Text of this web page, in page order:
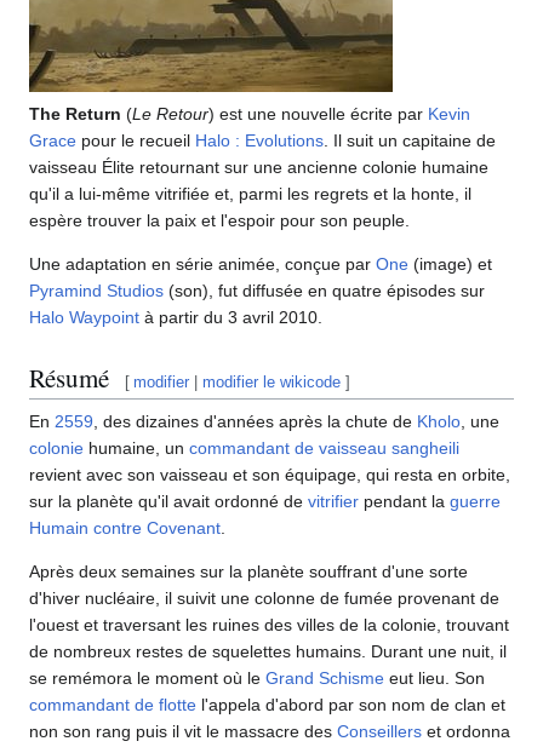
The Return (Le Retour) est une nouvelle écrite par Kevin
Grace pour le recueil Halo : Evolutions . Il suit un capitaine de
vaisseau Élite retournant sur une ancienne colonie humaine
qu'il a lui-même vitrifiée et, parmi les regrets et la honte, il
espère trouver la paix et l'espoir pour son peuple.
Une adaptation en série animée, conçue par One (image) et
Pyramind Studios (son), fut diffusée en quatre épisodes sur
Halo Waypoint à partir du 3 avril 2010.
Résumé [ modifier |modifier le wikicode ]
En 2559 , des dizaines d'années après la chute de Kholo , une
colonie humaine, un commandant de vaisseau sangheili
revient avec son vaisseau et son équipage, qui resta en orbite,
sur la planète qu'il avait ordonné de vitrifier pendant la guerre
Humain contre Covenant
Après deux semaines sur la planète souffrant d'une sorte
d'hiver nucléaire, il suivit une colonne de fumée provenant de
l'ouest et traversant les ruines des villes de la colonie, trouvant
de nombreux restes de squelettes humains. Durant une nuit, il
se remémora le moment où le Grand Schisme eut lieu. Son
commandant de flotte l'appela d'abord par son nom de clan et
non son rang puis il vit le massacre des Conseillers et ordonna